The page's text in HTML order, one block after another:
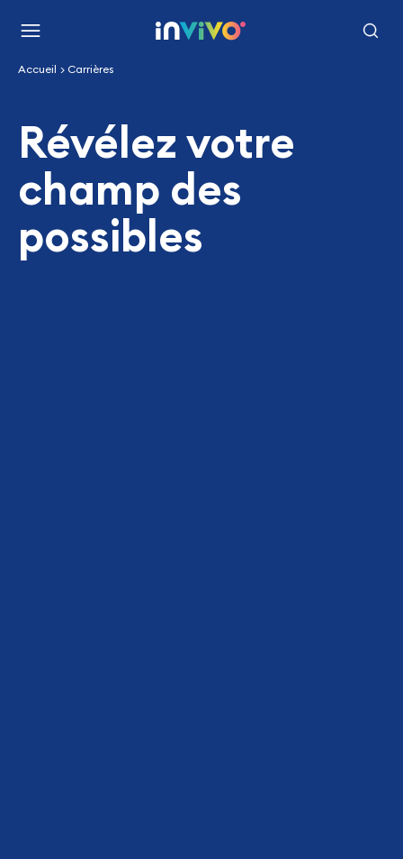
principal
Menu Retour à la page d'accueil
Accueil Carrières
Révélez votre
champ des
possibles